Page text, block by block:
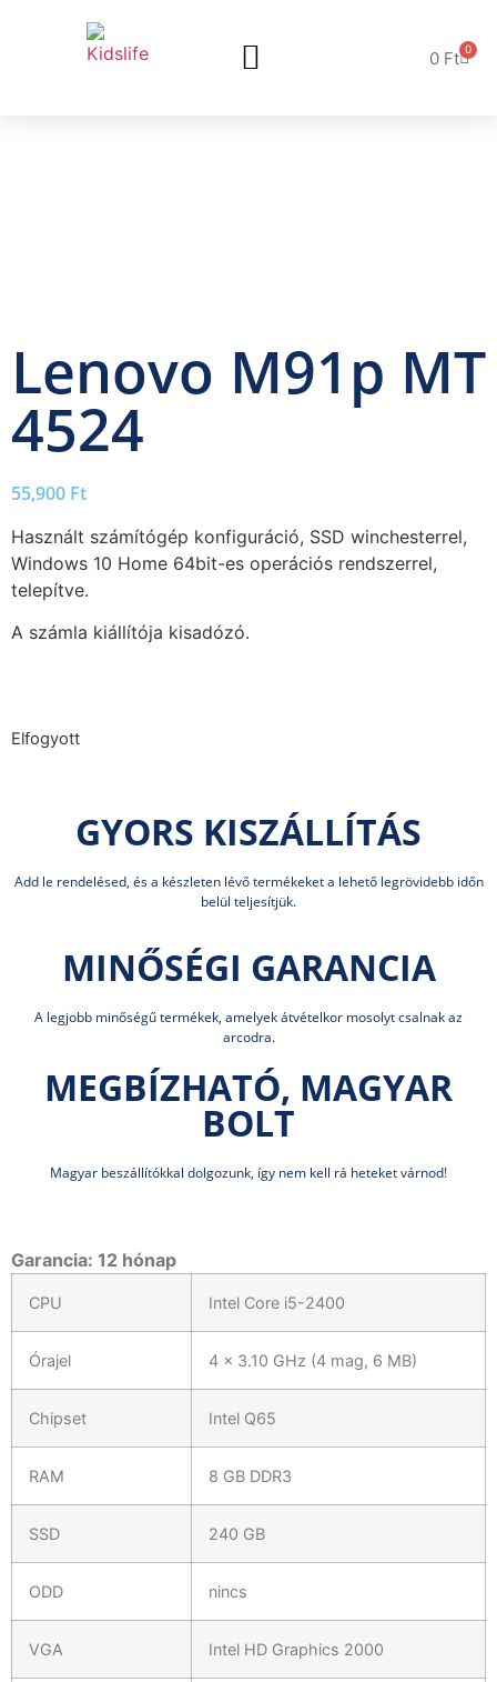
0 Ft 0
Lenovo M91p MT
4524
55,900 Ft
Használt számítógép konfiguráció, SSD winchesterrel,
Windows 10 Home 64bit-es operációs rendszerrel,
telepítve.
A számla kiállítója kisadózó.
Elfogyott
GYORS KISZÁLLÍTÁS
Add le rendelésed, és a készleten lévő termékeket a lehető legrövidebb időn
belül teljesítjük.
MINŐSÉGI GARANCIA
A legjobb minőségű termékek, amelyek átvételkor mosolyt csalnak az
arcodra.
MEGBÍZHATÓ, MAGYAR
BOLT
Magyar beszállítókkal dolgozunk, így nem kell rá heteket várnod!
Garancia: 12 hónap
CPU Intel Core i5-2400
Órajel 4 x 3.10 GHz (4 mag, 6 MB)
Chipset Intel Q65
RAM 8 GB DDR3
SSD 240 GB
ODD nincs
VGA Intel HD Graphics 2000